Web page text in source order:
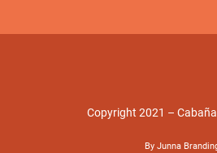
Copyright 2021 –
By Junna